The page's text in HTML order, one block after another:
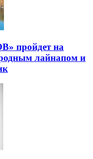
пройдет на
лайнапом и